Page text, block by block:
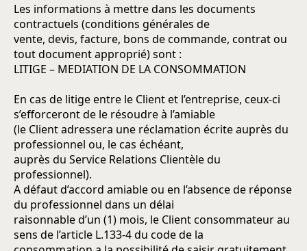
Les informations à mettre dans les documents
contractuels (conditions générales de
vente, devis, facture, bons de commande, contrat ou
tout document approprié) sont :
LITIGE – MEDIATION DE LA CONSOMMATION
En cas de litige entre le Client et l’entreprise, ceux-ci
s’efforceront de le résoudre à l’amiable
(le Client adressera une réclamation écrite auprès du
professionnel ou, le cas échéant,
auprès du Service Relations Clientèle du
professionnel).
A défaut d’accord amiable ou en l’absence de réponse
du professionnel dans un délai
raisonnable d’un (1) mois, le Client consommateur au
sens de l’article L.133-4 du code de la